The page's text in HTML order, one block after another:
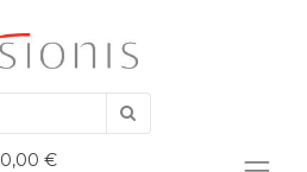
0,00 €